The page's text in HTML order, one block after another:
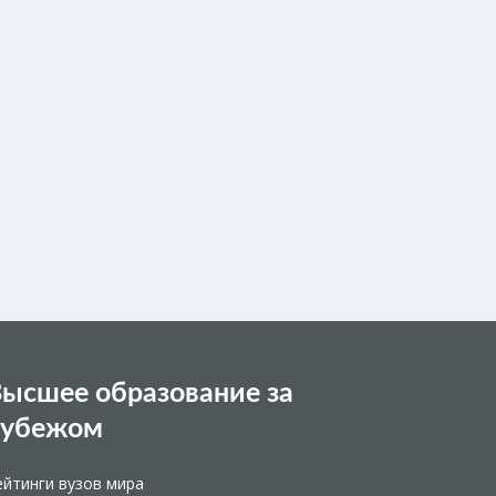
образование за
вузов мира